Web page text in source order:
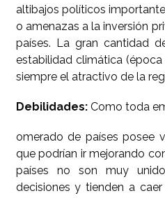
altibajos políticos
o amenazas a la inversión
países. La gran cantidad
estabilidad climática
siempre el atractivo de la
Debilidades:Como toda
omerado de países posee
que podrían ir mejorando
países no son muy
decisiones y tienden a